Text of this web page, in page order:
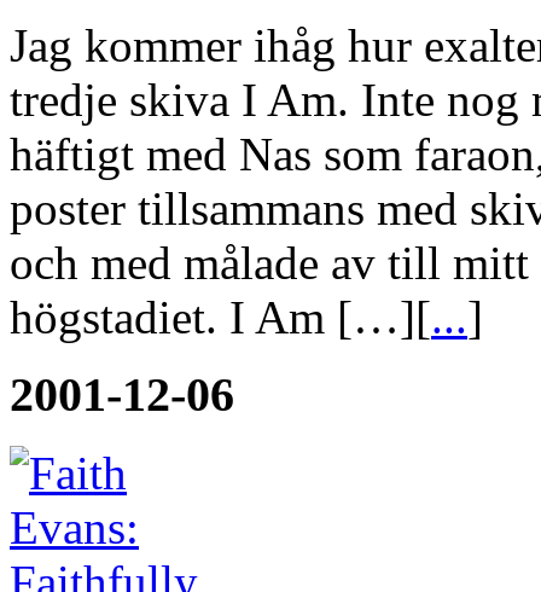
Jag kommer ihåg hur
tredje skiva I Am. Inte nog
häftigt med Nas som
poster tillsammans med
och med målade av till
högstadiet. I Am […][...]
2001-12-06